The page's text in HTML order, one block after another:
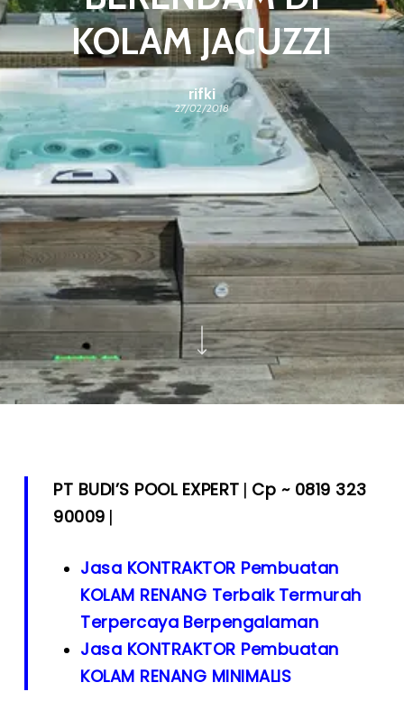
KOLAM JACUZZI
rifki
27/02/2018
PT BUDI’S POOL EXPERT Cp ~ 0819 323
90009
Jasa KONTRAKTOR Pembuatan
KOLAM RENANG Terbaik Termurah
Terpercaya Berpengalaman
Jasa KONTRAKTOR Pembuatan
KOLAM RENANG MINIMALIS